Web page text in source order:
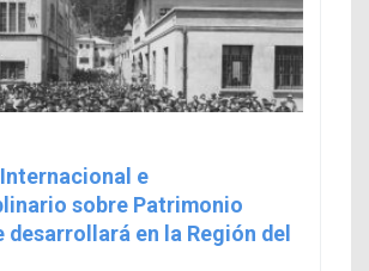
e
sobre Patrimonio
desarrollará en la Región del